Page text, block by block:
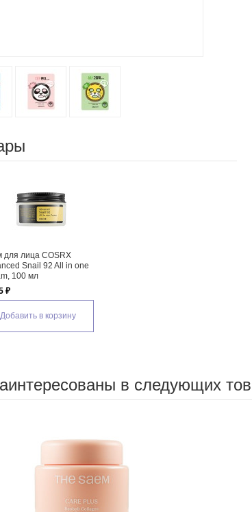
для лица COSRX
Snail 92 All in one
100 мл
₽
Добавить в корзину
в следующих